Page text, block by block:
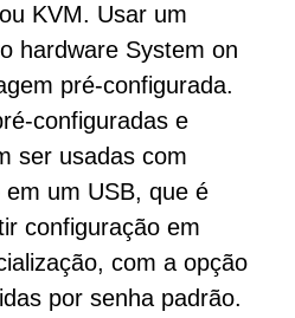
ou KVM. Usar um
hardware System on
pré-configurada.
configuradas e
ser usadas com
em um USB, que é
configuração em
com a opção
por senha padrão.